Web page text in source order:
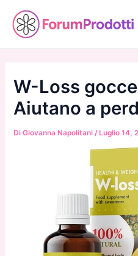
contenuto
W-Loss gocce
Aiutano a
DiGiovanna Napolitani /Luglio 14,